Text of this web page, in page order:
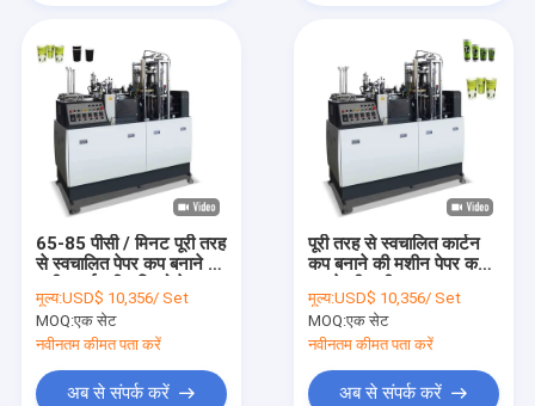
65-85 पीसी / मिनट पूरी तरह
से स्वचालित पेपर कप बनाने की
मूल्य:USD$ 10,356/ Set
MOQ:एक सेट
नवीनतम कीमत पता करें
अब से संपर्क करें
पूरी तरह से स्वचालित कार्टन
कप बनाने की मशीन पेपर कप
मूल्य:USD$ 10,356/ Set
MOQ:एक सेट
नवीनतम कीमत पता करें
अब से संपर्क करें